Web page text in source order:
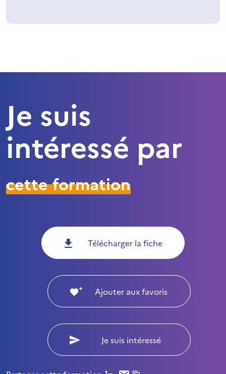
Je suis
intéressé par
cette formation
Télécharger la fiche
Ajouter aux favoris
Je suis intéressé